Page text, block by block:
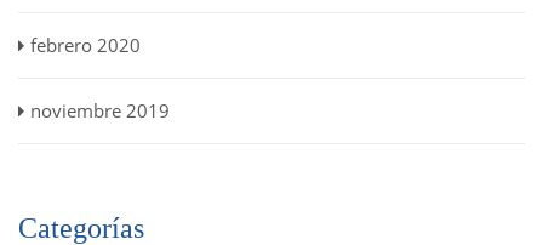
febrero 2020
noviembre 2019
Categorías